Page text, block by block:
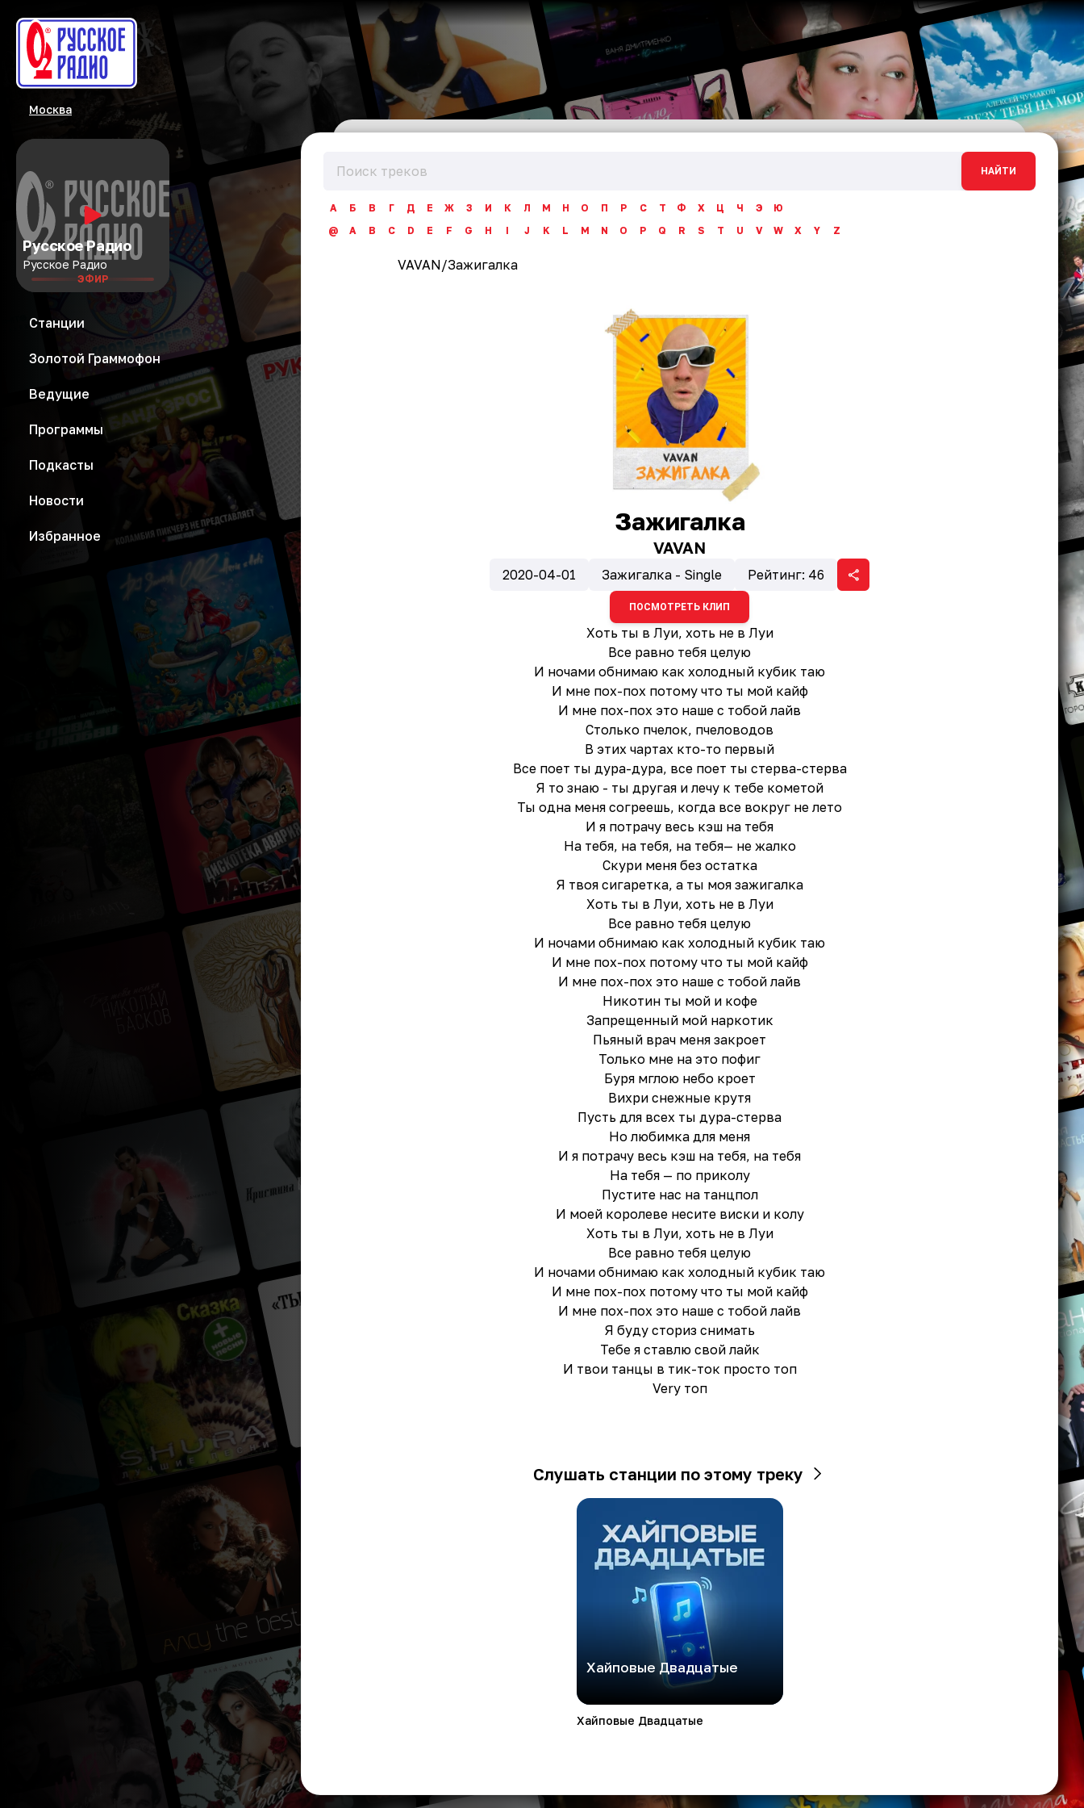
Москва
Русское Радио
Русское Радио
ЭФИР
Станции
Золотой Граммофон
Ведущие
Программы
Подкасты
Новости
Избранное
НАЙТИ
А Б В Г Д Е Ж З И К Л М Н О П Р С Т Ф Х Ц Ч Э
Ю
@
A B C D E F G H I J K L M N O P Q R S T U V W X Y Z
VAVAN/Зажигалка
Зажигалка
VAVAN
2020-04-01 Зажигалка - Single Рейтинг: 46
ПОСМОТРЕТЬ КЛИП
Хоть ты в Луи, хоть не в Луи
Все равно тебя целую
И ночами обнимаю как холодный кубик таю
И мне пох-пох потому что ты мой кайф
И мне пох-пох это наше с тобой лайв
Столько пчелок, пчеловодов
В этих чартах кто-то первый
Все поет ты дура-дура, все поет ты стерва-стерва
Я то знаю - ты другая и лечу к тебе кометой
Ты одна меня согреешь, когда все вокруг не лето
И я потрачу весь кэш на тебя
На тебя, на тебя, на тебя— не жалко
Скури меня без остатка
Я твоя сигаретка, а ты моя зажигалка
Хоть ты в Луи, хоть не в Луи
Все равно тебя целую
И ночами обнимаю как холодный кубик таю
И мне пох-пох потому что ты мой кайф
И мне пох-пох это наше с тобой лайв
Никотин ты мой и кофе
Запрещенный мой наркотик
Пьяный врач меня закроет
Только мне на это пофиг
Буря мглою небо кроет
Вихри снежные крутя
Пусть для всех ты дура-стерва
Но любимка для меня
И я потрачу весь кэш на тебя, на тебя
На тебя — по приколу
Пустите нас на танцпол
И моей королеве несите виски и колу
Хоть ты в Луи, хоть не в Луи
Все равно тебя целую
И ночами обнимаю как холодный кубик таю
И мне пох-пох потому что ты мой кайф
И мне пох-пох это наше с тобой лайв
Я буду сториз снимать
Тебе я ставлю свой лайк
И твои танцы в тик-ток просто топ
Very топ
Слушать станции по этому треку
Хайповые Двадцатые
Хайповые Двадцатые